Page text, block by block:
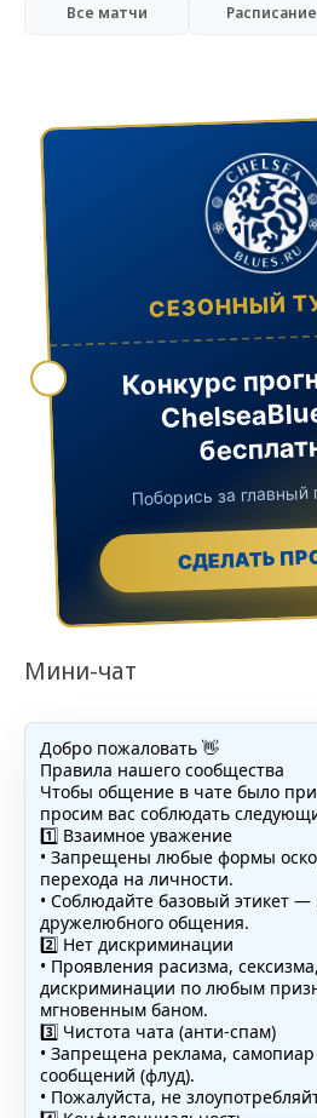
Все матчи Расписание
СЕЗОННЫЙ
Конкурс
Поборись за главный
СДЕЛАТЬ
Мини-чат
Добро пожаловать 👋
Правила нашего сообщества
Чтобы общение в чате было
просим вас соблюдать
1️⃣ Взаимное уважение
• Запрещены любые формы
перехода на личности.
• Соблюдайте базовый этикет —
дружелюбного общения.
2️⃣ Нет дискриминации
• Проявления расизма,
дискриминации по любым
мгновенным баном.
3️⃣ Чистота чата (анти-спам)
• Запрещена реклама,
сообщений (флуд).
• Пожалуйста, не